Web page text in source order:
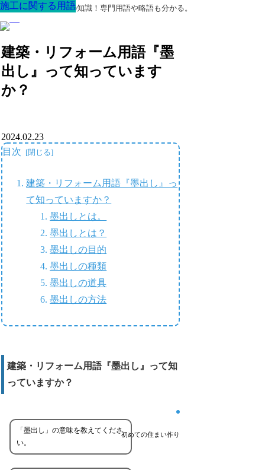
最高の家を作るための知識！専門用語や略語も分かる。
建築・リフォーム用語『墨
出し』って知っています
か？
施工に関する用語
2024.02.23
目次
建築・リフォーム用語『墨出し』っ
て知っていますか？
墨出しとは。
墨出しとは？
墨出しの目的
墨出しの種類
墨出しの道具
墨出しの方法
建築・リフォーム用語『墨出し』って知
っていますか？
初めての住まい作り
「墨出し」の意味を教えてくださ
い。
施工に関する用語
施工に関する用語
施工に関する用語
施工に関する用語
施工に関する用語
施工に関する用語